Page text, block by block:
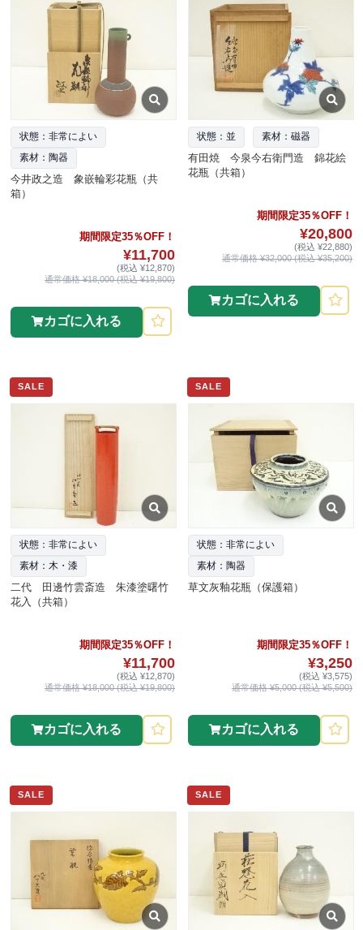
状態：非常によい
素材：陶器
今井政之造 象嵌輪彩花瓶（共
箱）
期間限定35％OFF！
¥11,700
(税込 ¥12,870)
通常価格 ¥18,000 (税込 ¥19,800)
カゴに入れる
状態：並 素材：磁器
有田焼 今泉今右衛門造 錦花絵
花瓶（共箱）
期間限定35％OFF！
¥20,800
(税込 ¥22,880)
通常価格 ¥32,000 (税込 ¥35,200)
カゴに入れる
SALE
状態：非常によい
素材：木・漆
二代 田邊竹雲斎造 朱漆塗曙竹
花入（共箱）
期間限定35％OFF！
¥11,700
(税込 ¥12,870)
通常価格 ¥18,000 (税込 ¥19,800)
カゴに入れる
SALE
状態：非常によい
素材：陶器
草文灰釉花瓶（保護箱）
期間限定35％OFF！
¥3,250
(税込 ¥3,575)
通常価格 ¥5,000 (税込 ¥5,500)
カゴに入れる
SALE SALE